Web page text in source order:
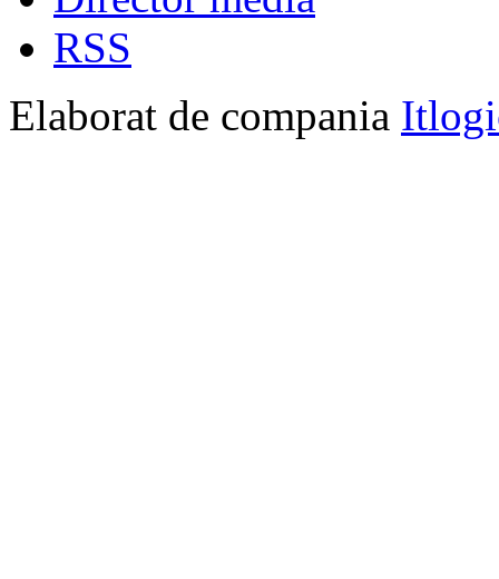
RSS
Elaborat de compania